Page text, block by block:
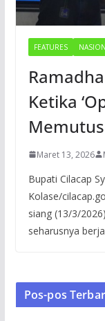
FEATURES
Ketika
Maret 13, 2026
Bupati Cilacap
Kolase/
siang (13/3/
seharusnya
Pos-pos